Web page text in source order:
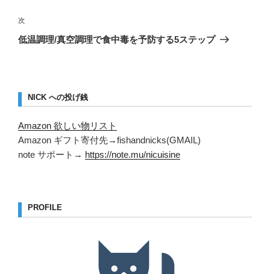
ゲ
ー
稿
次
の
次
低温調理/真空調理で食中毒を予防する5ステップ
NICK への投げ銭
Amazon 欲しい物リスト
Amazon ギフト寄付先→fishandnicks(GMAIL)
note サポート→ https://note.mu/nicuisine
PROFILE